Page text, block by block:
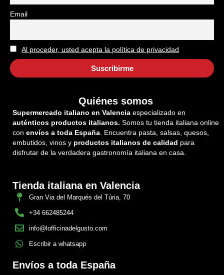
Email
Al proceder, usted acepta la política de privacidad
Quiénes somos
Supermercado italiano en Valencia especializado en
auténticos productos italianos. Somos tu tienda italiana online
con envíos a toda España . Encuentra pasta, salsas, quesos,
embutidos, vinos y productos italianos de calidad para
disfrutar de la verdadera gastronomía italiana en casa.
Tienda italiana en Valencia
Gran Via del Marqués del Túria, 70
+34 662485244
info@lofficinadelgusto.com
Escribir a whatsapp
Envíos a toda España